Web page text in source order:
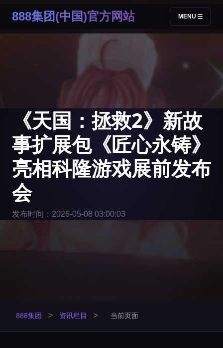
888集团(中国)官方网站 MENU
《天国：拯救2》新故
事扩展包《匠心永铸》
亮相科隆游戏展前发布
会
发布时间：2026-05-08 03:00:03
888集团 > 资讯栏目 > 当前页面